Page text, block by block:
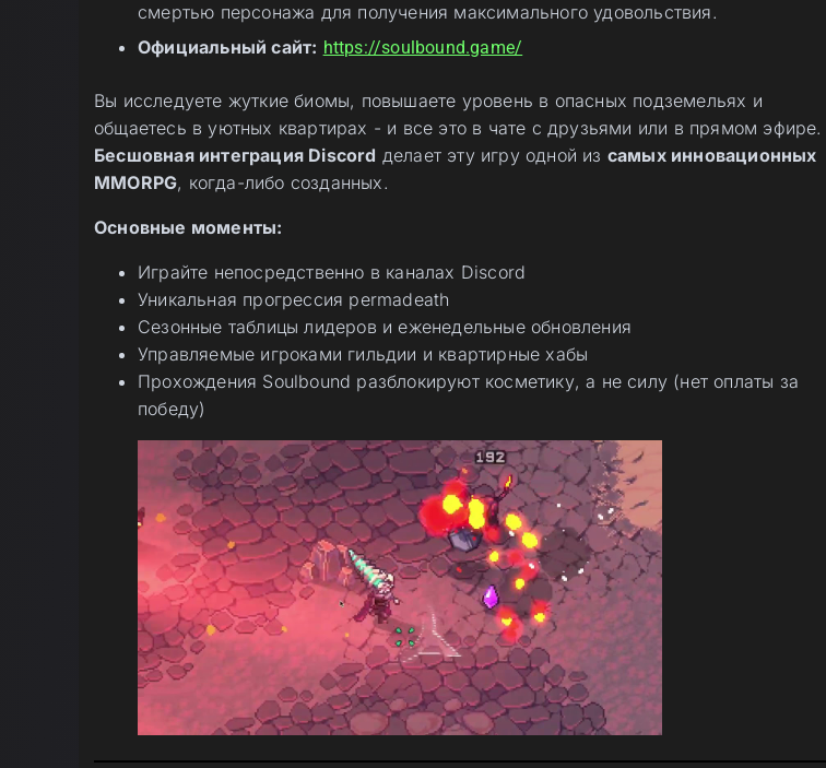
смертью персонажа для получения максимального удовольствия.
Официальный сайт: https://soulbound.game/
Вы исследуете жуткие биомы, повышаете уровень в опасных подземельях и
общаетесь в уютных квартирах - и все это в чате с друзьями или в прямом эфире.
Бесшовная интеграция Discord делает эту игру одной из самых инновационных
MMORPG, когда-либо созданных.
Основные моменты:
Играйте непосредственно в каналах Discord
Уникальная прогрессия permadeath
Сезонные таблицы лидеров и еженедельные обновления
Управляемые игроками гильдии и квартирные хабы
Прохождения Soulbound разблокируют косметику, а не силу (нет оплаты за
победу)